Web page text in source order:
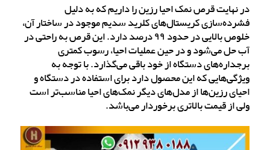
در نهایت قرص نمک احیا رزین را داریم که به دلیل
فشرده‌سازی کریستال‌های کلرید سدیم موجود در ساختار آن،
خلوص بالایی در حدود ۹۹ درصد دارد. این قرص به راحتی در
آب حل می‌شود و در حین عملیات احیا، رسوب کمتری
برجداره‌های دستگاه از خود باقی می‌گذارد. با توجه به
ویژگی‌هایی که این محصول دارد برای استفاده در دستگاه و
احیای رزین‌ها از مدل‌های دیگر نمک‌های احیا مناسب‌تر است
ولی از قیمت بالاتری برخوردار می‌باشد.